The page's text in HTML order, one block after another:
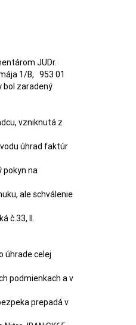
JUDr.
1/B,   953 01
bol zaradený